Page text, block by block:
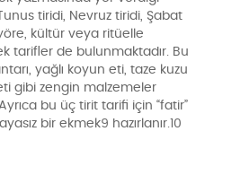
tiridi, Nevruz tiridi, Şabat
kültür veya ritüelle
tarifler de bulunmaktadır. Bu
yağlı koyun eti, taze kuzu
gibi zengin malzemeler
bu üç tirit tarifi için “fatir”
bir ekmek9 hazırlanır.10